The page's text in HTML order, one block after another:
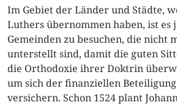
Im Gebiet der Länder und Städte,
Luthers übernommen haben, ist es
Gemeinden zu besuchen, die nicht
unterstellt sind, damit die guten
die Orthodoxie ihrer Doktrin
um sich der finanziellen
versichern. Schon 1524 plant